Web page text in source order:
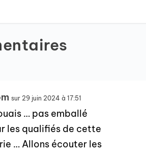
sur 29 juin 2024 à 17:51
… pas emballé
les qualifiés de cette
… Allons écouter les